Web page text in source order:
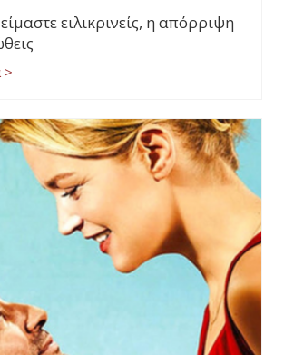
ειλικρινείς, η απόρριψη
>